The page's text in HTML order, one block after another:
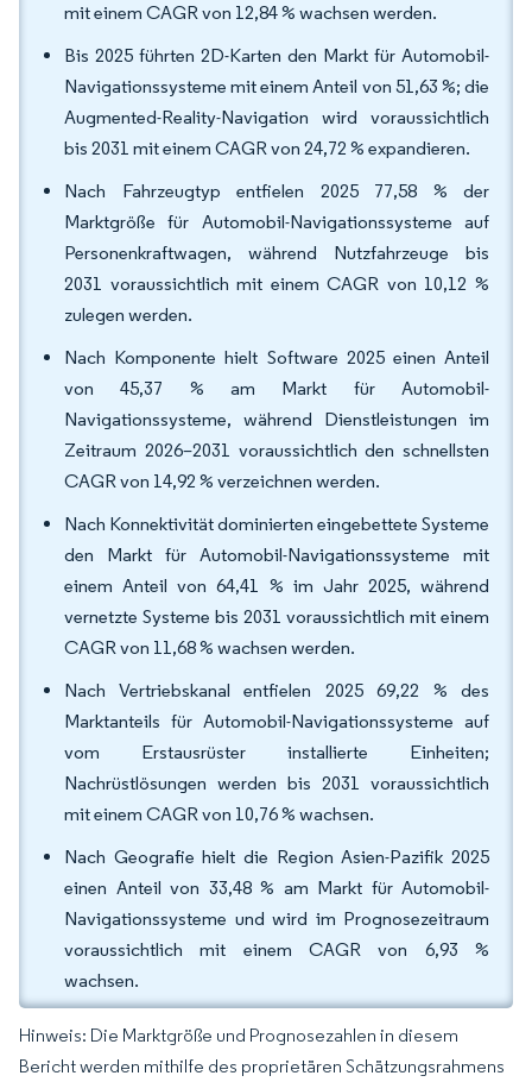
mit einem CAGR von 12,84 % wachsen werden.
Bis 2025 führten 2D-Karten den Markt für Automobil-
Navigationssysteme mit einem Anteil von 51,63 %; die
Augmented-Reality-Navigation wird voraussichtlich
bis 2031 mit einem CAGR von 24,72 % expandieren.
Nach Fahrzeugtyp entfielen 2025 77,58 % der
Marktgröße für Automobil-Navigationssysteme auf
Personenkraftwagen, während Nutzfahrzeuge bis
2031 voraussichtlich mit einem CAGR von 10,12 %
zulegen werden.
Nach Komponente hielt Software 2025 einen Anteil
von 45,37 % am Markt für Automobil-
Navigationssysteme, während Dienstleistungen im
Zeitraum 2026–2031 voraussichtlich den schnellsten
CAGR von 14,92 % verzeichnen werden.
Nach Konnektivität dominierten eingebettete Systeme
den Markt für Automobil-Navigationssysteme mit
einem Anteil von 64,41 % im Jahr 2025, während
vernetzte Systeme bis 2031 voraussichtlich mit einem
CAGR von 11,68 % wachsen werden.
Nach Vertriebskanal entfielen 2025 69,22 % des
Marktanteils für Automobil-Navigationssysteme auf
vom Erstausrüster installierte Einheiten;
Nachrüstlösungen werden bis 2031 voraussichtlich
mit einem CAGR von 10,76 % wachsen.
Nach Geografie hielt die Region Asien-Pazifik 2025
einen Anteil von 33,48 % am Markt für Automobil-
Navigationssysteme und wird im Prognosezeitraum
voraussichtlich mit einem CAGR von 6,93 %
wachsen.
Hinweis: Die Marktgröße und Prognosezahlen in diesem
Bericht werden mithilfe des proprietären Schätzungsrahmens